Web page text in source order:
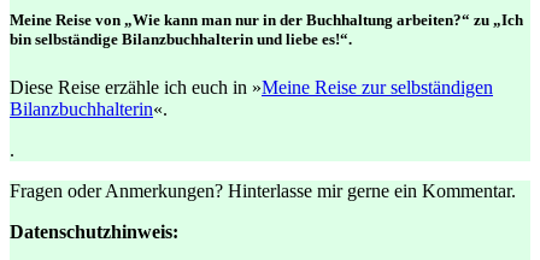
Meine Reise von „Wie kann man nur in der Buchhaltung arbeiten?“ zu „Ich
bin selbständige Bilanzbuchhalterin und liebe es!“.
Diese Reise erzähle ich euch in »Meine Reise zur selbständigen
Bilanzbuchhalterin«.
.
Fragen oder Anmerkungen? Hinterlasse mir gerne ein Kommentar.
Datenschutzhinweis: